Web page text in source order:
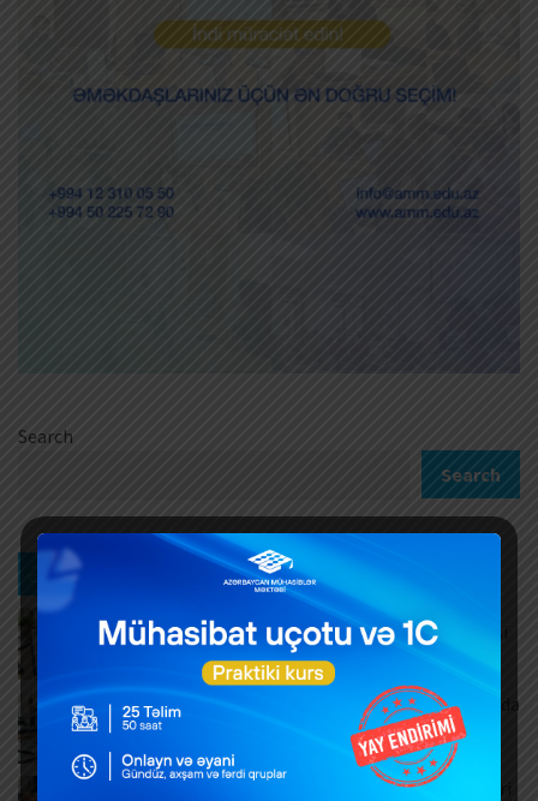
Search
Search
Ən son xəbərlər
Müntəzəm və daimi xidmətlərin rəsmiləşdirilməsi
Məşğulluq Strategiyası 2026–2030: Əmək bazarında
yeni hədəflər
AUGUST 6, 2026
ƏDV ödəyicilərinə mühüm yenilik – Bəyannamələri